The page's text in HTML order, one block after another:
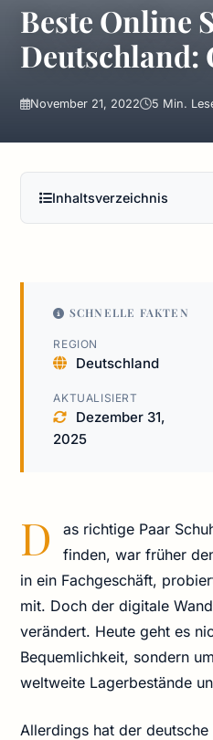
Beste Online
Deutschland:
November 21, 2022 5 Min.
Inhaltsverzeichnis
SCHNELLE FAKTEN
REGION
Deutschland
AKTUALISIERT
Dezember 31,
2025
D
as richtige Paar
finden, war früher
in ein Fachgeschäft,
mit. Doch der digitale
verändert. Heute geht es
Bequemlichkeit, sondern
weltweite Lagerbestände
Allerdings hat der